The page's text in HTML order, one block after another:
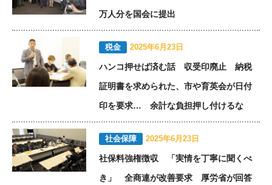
万人分を国会に提出
税金 2025年6月23日
ハンコ押せば済む話 収受印廃止 納税
証明書を求められた、市や育英会が日付
印を要求… 余計な負担押し付けるな
社会保障 2025年6月23日
社保料強権徴収 「実情を丁寧に聞くべ
き」 全商連が改善要求 厚労省が回答